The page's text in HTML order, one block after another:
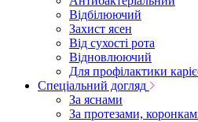
Відбілюючий
Захист ясен
Від сухості рота
Відновлюючий
Для профілактики
Спеціальний догляд
За яснами
За протезами,